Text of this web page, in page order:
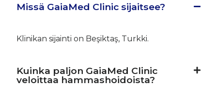
Missä GaiaMed Clinic sijaitsee?
Klinikan sijainti on Beşiktaş, Turkki.
Kuinka paljon GaiaMed Clinic
veloittaa hammashoidoista?